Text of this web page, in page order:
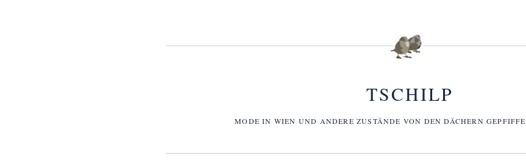
TSCHILP
MODE IN WIEN UND ANDERE ZUSTÄNDE VON DEN DÄCHERN